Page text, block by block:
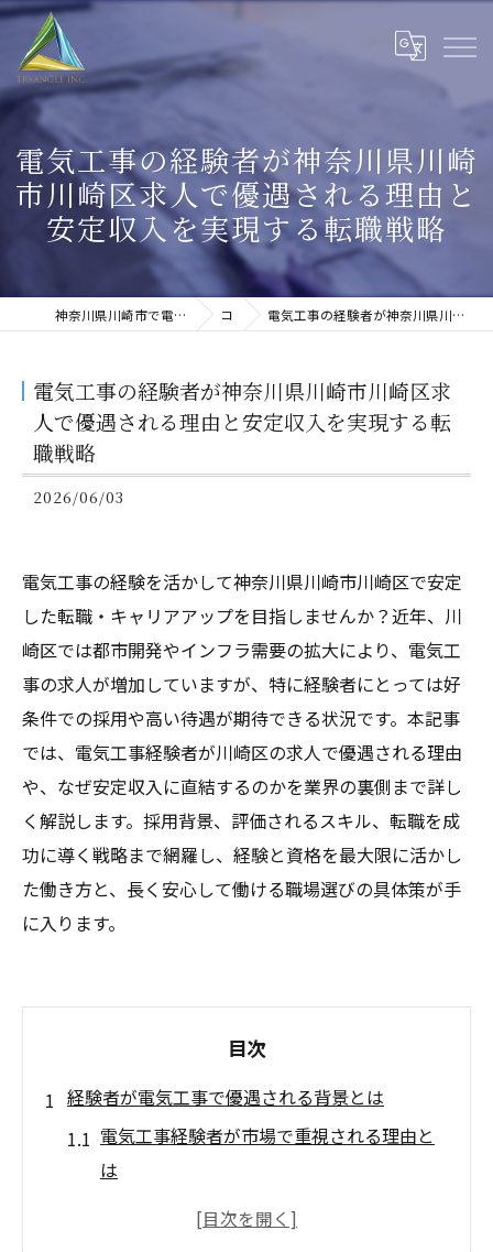
電気工事の経験者が神奈川県川崎
市川崎区求人で優遇される理由と
安定収入を実現する転職戦略
神奈川県川崎市で電気工事の求人なら株式会社トライアングル コラム 電気工事の経験者が神奈川県川崎市川崎区求人で優遇される理由と安定収入を実現する転職戦略
電気工事の経験者が神奈川県川崎市川崎区求
人で優遇される理由と安定収入を実現する転
職戦略
2026/06/03
電気工事の経験を活かして神奈川県川崎市川崎区で安定
した転職・キャリアアップを目指しませんか？近年、川
崎区では都市開発やインフラ需要の拡大により、電気工
事の求人が増加していますが、特に経験者にとっては好
条件での採用や高い待遇が期待できる状況です。本記事
では、電気工事経験者が川崎区の求人で優遇される理由
や、なぜ安定収入に直結するのかを業界の裏側まで詳し
く解説します。採用背景、評価されるスキル、転職を成
功に導く戦略まで網羅し、経験と資格を最大限に活かし
た働き方と、長く安心して働ける職場選びの具体策が手
に入ります。
目次
経験者が電気工事で優遇される背景とは
電気工事経験者が市場で重視される理由と
は
実務経験が電気工事求人で評価される要因